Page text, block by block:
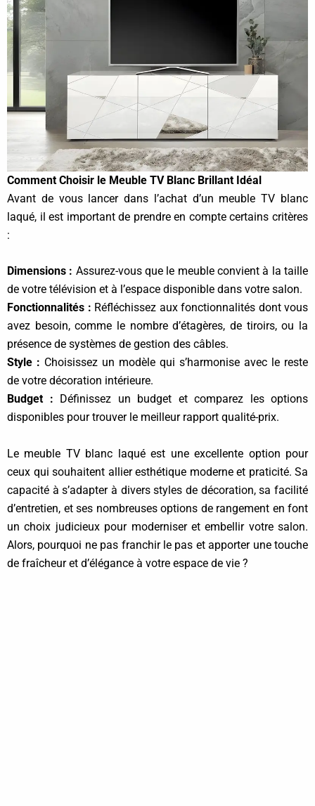
Comment Choisir le Meuble TV Blanc Brillant Idéal
Avant de vous lancer dans l’achat d’un meuble TV blanc
laqué, il est important de prendre en compte certains critères
:
Dimensions : Assurez-vous que le meuble convient à la taille
de votre télévision et à l’espace disponible dans votre salon.
Fonctionnalités : Réfléchissez aux fonctionnalités dont vous
avez besoin, comme le nombre d’étagères, de tiroirs, ou la
présence de systèmes de gestion des câbles.
Style : Choisissez un modèle qui s’harmonise avec le reste
de votre décoration intérieure.
Budget : Définissez un budget et comparez les options
disponibles pour trouver le meilleur rapport qualité-prix.
Le meuble TV blanc laqué est une excellente option pour
ceux qui souhaitent allier esthétique moderne et praticité. Sa
capacité à s’adapter à divers styles de décoration, sa facilité
d’entretien, et ses nombreuses options de rangement en font
un choix judicieux pour moderniser et embellir votre salon.
Alors, pourquoi ne pas franchir le pas et apporter une touche
de fraîcheur et d’élégance à votre espace de vie ?